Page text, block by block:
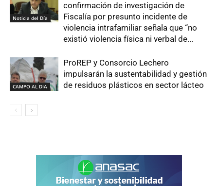
Noticia del Día
confirmación de investigación de
Fiscalía por presunto incidente de
violencia intrafamiliar señala que “no
existió violencia física ni verbal de...
CAMPO AL DIA
ProREP y Consorcio Lechero
impulsarán la sustentabilidad y gestión
de residuos plásticos en sector lácteo